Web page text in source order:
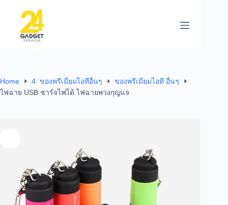
Home 4. ของพรีเมี่ยมไอทีอื่นๆ
ของพรีเมี่ยมไอที อื่นๆ
ไฟฉาย USB ชาร์จไฟได้ ไฟฉายพวงกุญแจ